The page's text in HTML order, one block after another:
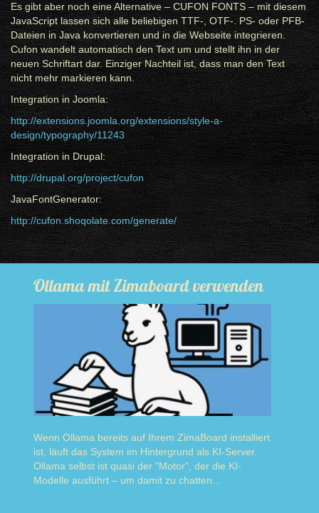
Es gibt aber noch eine Alternative – CUFON FONTS – mit diesem
JavaScript lassen sich alle beliebigen TTF-, OTF-. PS- oder PFB-
Dateien in Java konvertieren und in die Webseite integrieren.
Cufon wandelt automatisch den Text um und stellt ihn in der
neuen Schriftart dar. Einziger Nachteil ist, dass man den Text
nicht mehr markieren kann.
Integration in Joomla:
http://extensions.joomla.org/extensions/style-a-
design/typography/11243
Integration in Drupal:
http://drupal.org/project/cufon
JavaFontGenerator:
http://cufon.shoqolate.com/generate/
Ollama mit Zimaboard verwenden
Wenn Ollama bereits auf Ihrem ZimaBoard installiert
ist, läuft das System im Hintergrund als KI-Server.
Ollama selbst ist quasi der "Motor", der die KI-
Modelle ausführt – um damit zu chatten...